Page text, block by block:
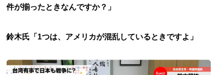
件が揃ったときなんですか？」
鈴木氏「1つは、アメリカが混乱しているときですよ」